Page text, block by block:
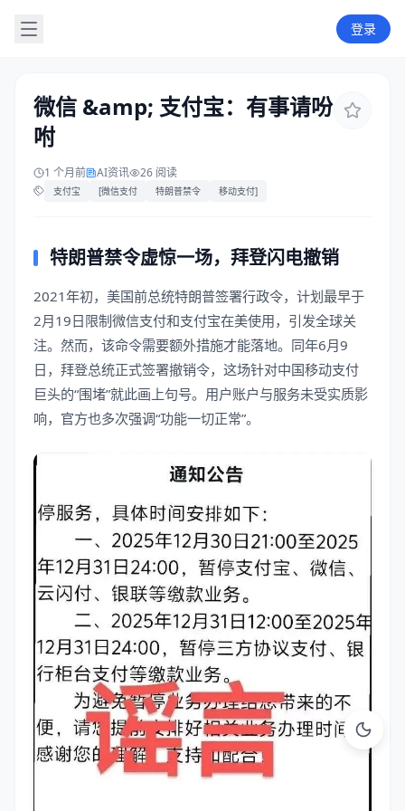
登录
微信 &amp; 支付宝：有事请吩
咐
1 个月前 AI资讯 26 阅读
支付宝 [微信支付 特朗普禁令 移动支付]
特朗普禁令虚惊一场，拜登闪电撤销
2021年初，美国前总统特朗普签署行政令，计划最早于
2月19日限制微信支付和支付宝在美使用，引发全球关
注。然而，该命令需要额外措施才能落地。同年6月9
日，拜登总统正式签署撤销令，这场针对中国移动支付
巨头的“围堵”就此画上句号。用户账户与服务未受实质影
响，官方也多次强调“功能一切正常”。